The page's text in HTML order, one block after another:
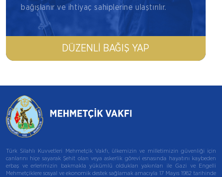
bağışlanır ve ihtiyaç sahiplerine ulaştırılır.
DÜZENLI BAĞIŞ YAP
Türk Silahlı Kuvvetleri Mehmetçik Vakfı, ülkemizin ve milletimizin güvenliği için
canlarını hiçe sayarak Şehit olan veya askerlik görevi esnasında hayatını kaybeden
erbaş ve erlerimizin bakmakla yükümlü oldukları yakınları ile Gazi ve Engelli
Mehmetçiklere sosyal ve ekonomik destek sağlamak amacıyla 17 Mayıs 1982 tarihinde